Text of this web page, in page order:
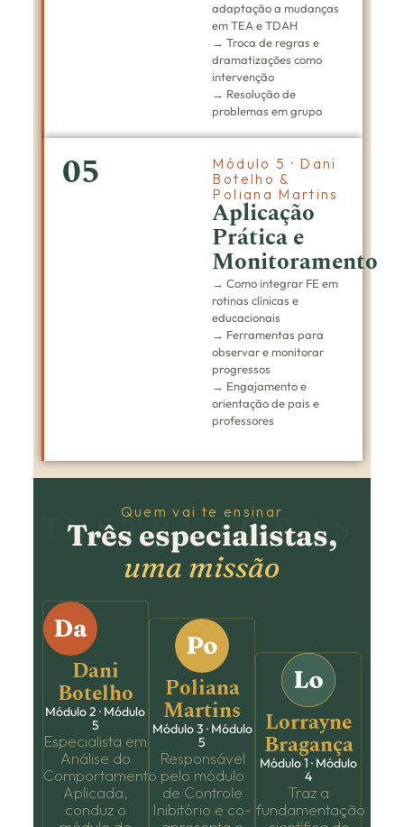
adaptação a mudanças
em TEA e TDAH
→ Troca de regras e
dramatizações como
intervenção
→ Resolução de
problemas em grupo
05
Módulo 5 · Dani
Botelho &
Poliana Martins
Aplicação
Prática e
Monitoramento
→ Como integrar FE em
rotinas clínicas e
educacionais
→ Ferramentas para
observar e monitorar
progressos
→ Engajamento e
orientação de pais e
professores
Quem vai te ensinar
Três especialistas,
uma missão
INSTRUTORAS
Dani
Botelho
Módulo 2 · Módulo
5
Especialista em
Análise do
Comportamento
Aplicada,
conduz o
Poliana
Martins
Módulo 3 · Módulo
5
Responsável
pelo módulo
de Controle
Inibitório e co-
Lorrayne
Bragança
Módulo 1 · Módulo
4
Traz a
fundamentação